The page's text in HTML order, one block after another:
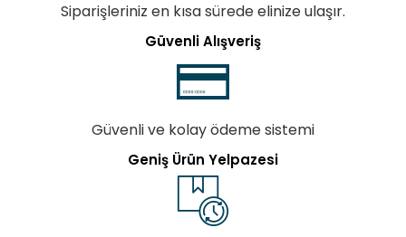
Siparişleriniz en kısa sürede elinize ulaşır.
Güvenli Alışveriş
Güvenli ve kolay ödeme sistemi
Geniş Ürün Yelpazesi